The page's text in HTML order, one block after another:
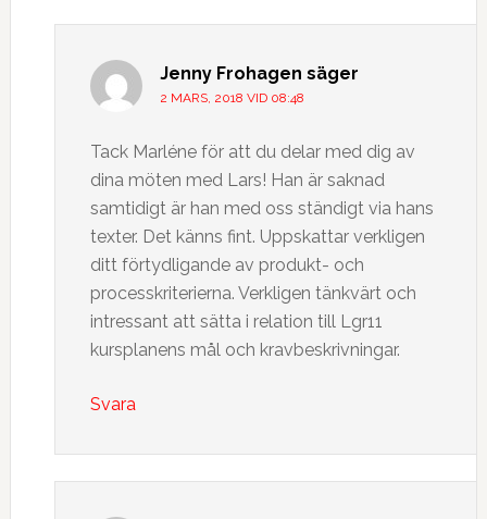
Jenny Frohagen säger
2 MARS, 2018 VID 08:48
Tack Marléne för att du delar med dig av
dina möten med Lars! Han är saknad
samtidigt är han med oss ständigt via hans
texter. Det känns fint. Uppskattar verkligen
ditt förtydligande av produkt- och
processkriterierna. Verkligen tänkvärt och
intressant att sätta i relation till Lgr11
kursplanens mål och kravbeskrivningar.
Svara